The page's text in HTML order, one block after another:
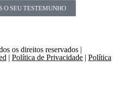
O SEU TESTEMUNHO
os direitos reservados |
| Política de Privacidade | Política